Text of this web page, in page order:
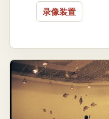
录像装置